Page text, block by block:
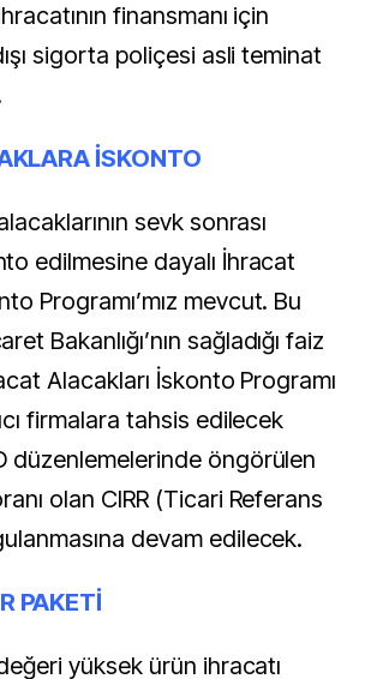
finansmanı için
sigorta poliçesi asli teminat
İSKONTO
sevk sonrası
edilmesine dayalı İhracat
Programı’mız mevcut. Bu
Bakanlığı’nın sağladığı faiz
Alacakları İskonto Programı
firmalara tahsis edilecek
düzenlemelerinde öngörülen
olan CIRR (Ticari Referans
devam edilecek.
PAKETİ
yüksek ürün ihracatı